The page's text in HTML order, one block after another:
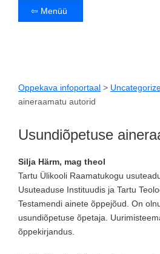
⇦ Menüü
Oppekava infoportaal >
aineraamatu autorid
Usundiõpetuse
Silja Härm, mag theol
Tartu Ülikooli Raamatukogu
Usuteaduse Instituudis ja Tartu
Testamendi ainete õppejõud. On
usundiõpetuse õpetaja.
õppekirjandus.